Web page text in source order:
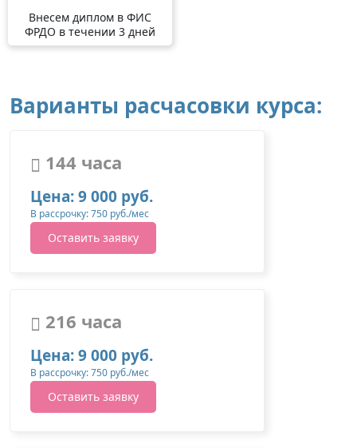
Внесем диплом в ФИС
ФРДО в течении 3 дней
Варианты расчасовки курса:
144 часа
Цена: 9 000 руб.
В рассрочку: 750 руб./мес
Оставить заявку
216 часа
Цена: 9 000 руб.
В рассрочку: 750 руб./мес
Оставить заявку